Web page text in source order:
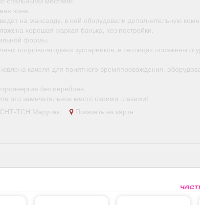
администраторов.
Сменный Занятость:
Постоянная Способ
оформления: Трудовой
договор Количество
Частота выплат:
деятельности
компании: Гостиничный
бизнес и туризм Смены:
зона.
на мансарду, в ней оборудовали дополнительную
хорошая жаркая банька, хоз постройки.
формы.
плодово-ягодных кустарников, в теплицах посажены
качеля для приятного времяпровождения,
без перебоев.
это замечательное место своими глазами!
СНТ-ТСН Маручак
Показать на карте